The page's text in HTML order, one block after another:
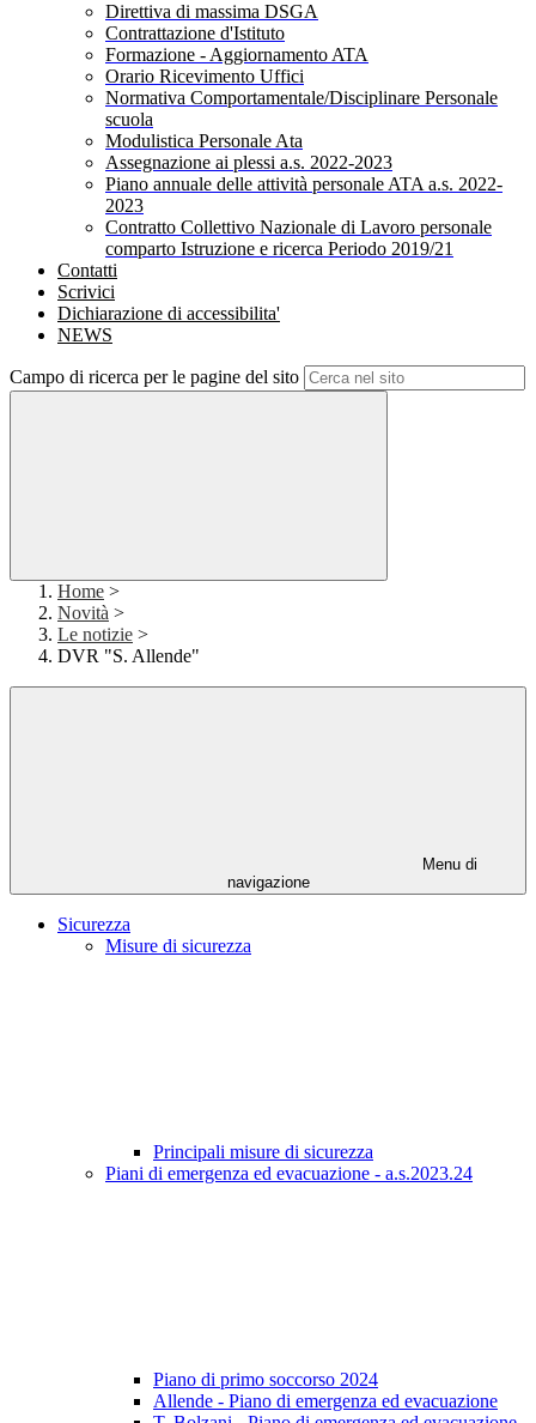
Direttiva di massima DSGA
Contrattazione d'Istituto
Formazione - Aggiornamento ATA
Orario Ricevimento Uffici
Normativa Comportamentale/Disciplinare Personale
scuola
Modulistica Personale Ata
Assegnazione ai plessi a.s. 2022-2023
Piano annuale delle attività personale ATA a.s. 2022-
2023
Contratto Collettivo Nazionale di Lavoro personale
comparto Istruzione e ricerca Periodo 2019/21
Contatti
Scrivici
Dichiarazione di accessibilita'
NEWS
Campo di ricerca per le pagine del sito
Home >
Novità >
Le notizie >
DVR "S. Allende"
Menu di
navigazione
Sicurezza
Misure di sicurezza
Principali misure di sicurezza
Piani di emergenza ed evacuazione - a.s.2023.24
Piano di primo soccorso 2024
Allende - Piano di emergenza ed evacuazione